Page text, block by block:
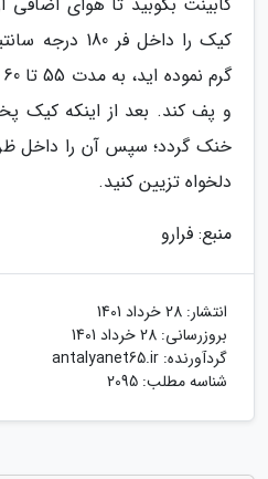
کیک را داخل
و پف کند. بعد از اینکه کیک
خنک گردد؛ سپس آن را داخل
دلخواه تزیین کنید.
منبع: فرارو
انتشار: 28 خرداد 1401
بروزرسانی: 28 خرداد 1401
گردآورنده: antalyanet65.ir
شناسه مطلب: 2095